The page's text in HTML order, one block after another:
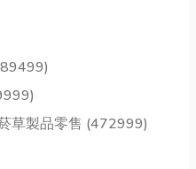
會
草製品零售 (472999)